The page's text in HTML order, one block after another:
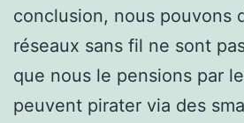
conclusion, nous pouvons
réseaux sans fil ne sont
que nous le pensions par
peuvent pirater via des